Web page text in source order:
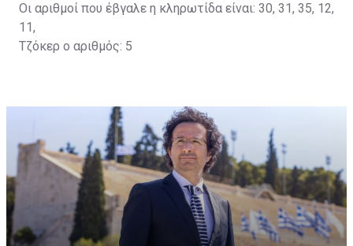
Οι αριθμοί που έβγαλε η κληρωτίδα είναι: 30, 31, 35, 12,
11,
Τζόκερ ο αριθμός: 5